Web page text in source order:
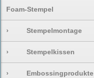
Foam-Stempel
› Stempelmontage
› Stempelkissen
› Embossingprodukte